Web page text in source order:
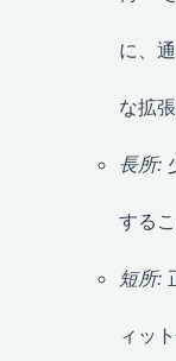
に、
な拡
長所:
する
短所:
ィッ